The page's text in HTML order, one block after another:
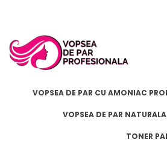
Branduri
Pro.Co
VOPSEA DE PAR CU AMONIAC
VOPSEA DE PAR NATURALA
TONER